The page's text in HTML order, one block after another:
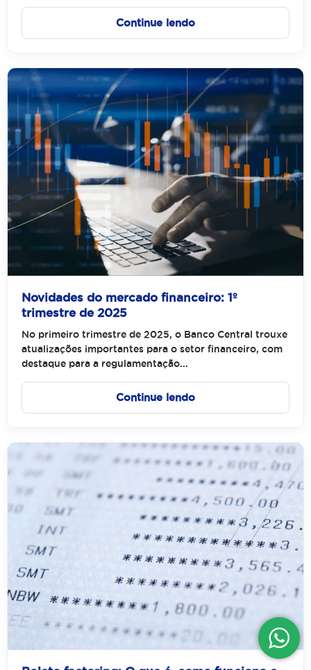
Continue lendo
Novidades do mercado financeiro: 1º
trimestre de 2025
No primeiro trimestre de 2025, o Banco Central trouxe
atualizações importantes para o setor financeiro, com
destaque para a regulamentação...
Continue lendo